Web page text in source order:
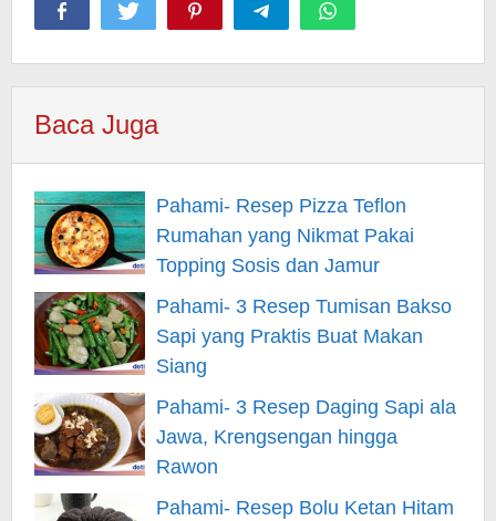
Baca Juga
Pahami- Resep Pizza Teflon
Rumahan yang Nikmat Pakai
Topping Sosis dan Jamur
Pahami- 3 Resep Tumisan Bakso
Sapi yang Praktis Buat Makan
Siang
Pahami- 3 Resep Daging Sapi ala
Jawa, Krengsengan hingga
Rawon
Pahami- Resep Bolu Ketan Hitam